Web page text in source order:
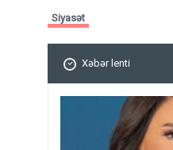
Siyasət
Xəbər lenti